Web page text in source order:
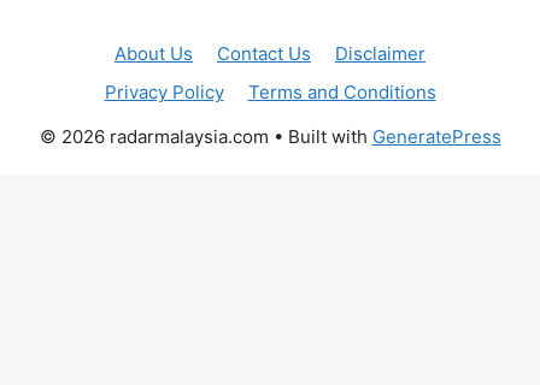
About Us Contact Us
Disclaimer
Privacy Policy
Terms and Conditions
© 2026 radarmalaysia.com • Built with GeneratePress